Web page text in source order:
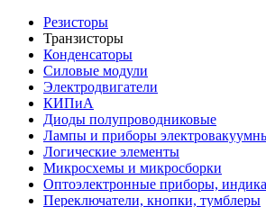
Резисторы
Транзисторы
Конденсаторы
Силовые модули
Электродвигатели
КИПиА
Диоды полупроводниковые
Лампы и приборы
Логические элементы
Микросхемы и микросборки
Оптоэлектронные приборы,
Переключатели, кнопки, тумблеры